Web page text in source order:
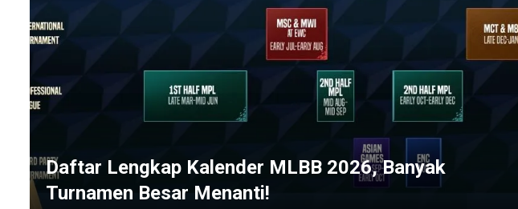
Daftar Lengkap Kalender MLBB 2026, Banyak
Turnamen Besar Menanti!